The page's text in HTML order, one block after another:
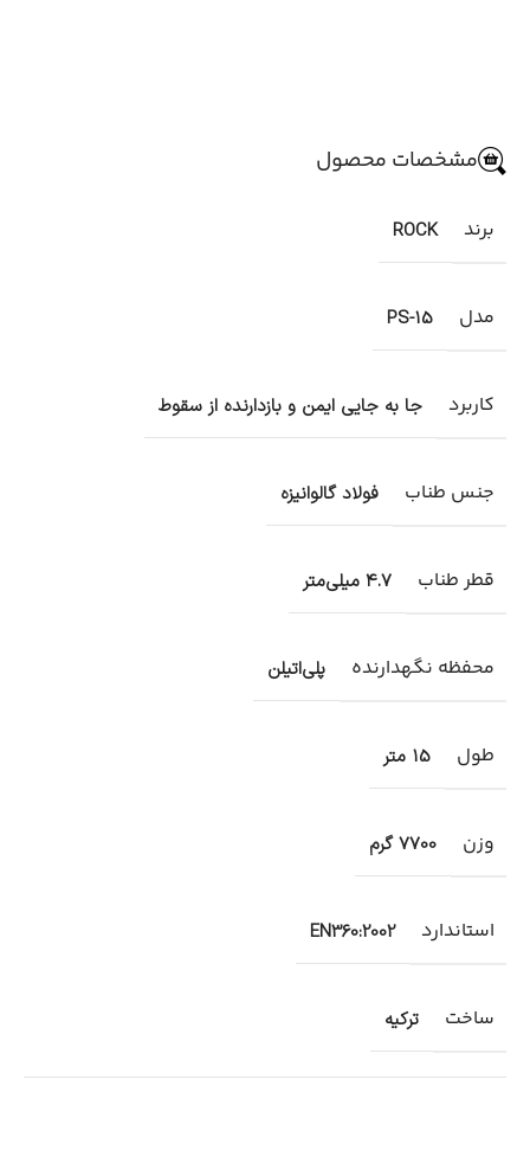
مشخصات محصول
برند ROCK
مدل PS-15
کاربرد جا به جایی ایمن و بازدارنده از سقوط
جنس طناب فولاد گالوانیزه
قطر طناب ۴.۷ میلی‌متر
محفظه نگهدارنده پلی‌اتیلن
طول 15 متر
وزن 7700 گرم
استاندارد EN360:2002
ساخت ترکیه